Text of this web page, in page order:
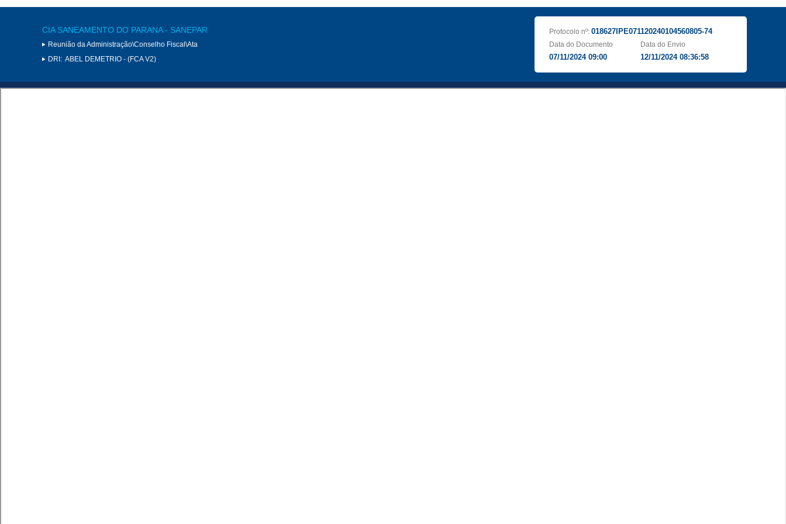
CIA SANEAMENTO DO PARANA - SANEPAR
Reunião da Administração\Conselho Fiscal\Ata
DRI: ABEL DEMETRIO - (FCA V2)
Protocolo nº: 018627IPE071120240104560805-74
Data do Documento
07/11/2024 09:00
Data do Envio
12/11/2024 08:36:58